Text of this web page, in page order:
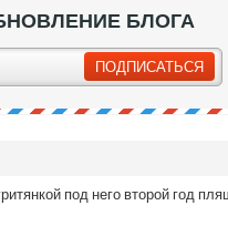
БЛОГА
под него второй год